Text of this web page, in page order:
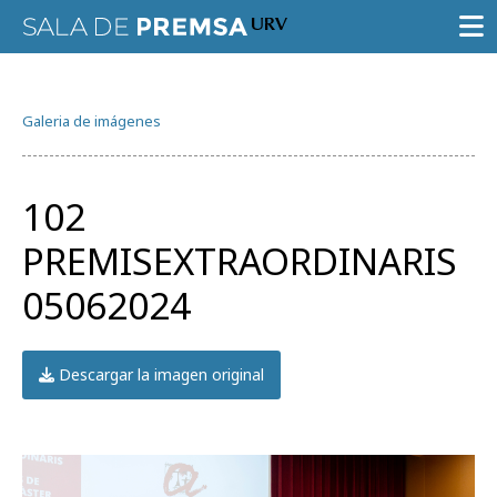
GALERÍA DE IMÁGENES
AGENDA URV
Galeria de imágenes
102
PREMISEXTRAORDINARIS
05062024
Descargar la imagen original